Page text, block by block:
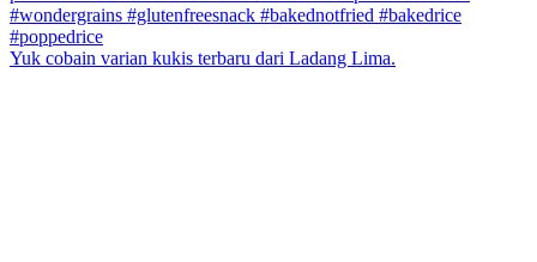
Yuk cobain varian kukis terbaru dari Ladang Lima.